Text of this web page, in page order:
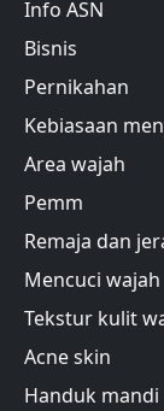
Info ASN
Bisnis
Pernikahan
Kebiasaan
Area wajah
Pemm
Remaja dan
Mencuci wajah
Tekstur kulit
Acne skin
Handuk mandi